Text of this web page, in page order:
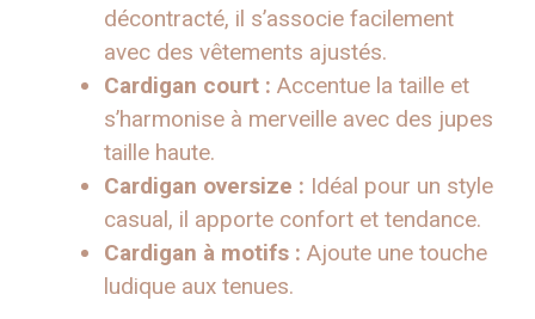
décontracté, il s’associe facilement
avec des vêtements ajustés.
Cardigan court : Accentue la taille et
s’harmonise à merveille avec des jupes
taille haute.
Cardigan oversize : Idéal pour un style
casual, il apporte confort et tendance.
Cardigan à motifs : Ajoute une touche
ludique aux tenues.